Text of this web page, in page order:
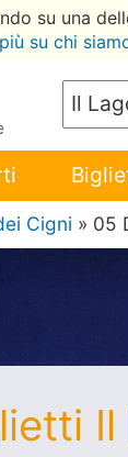
su una
su chi
Cigni » 05